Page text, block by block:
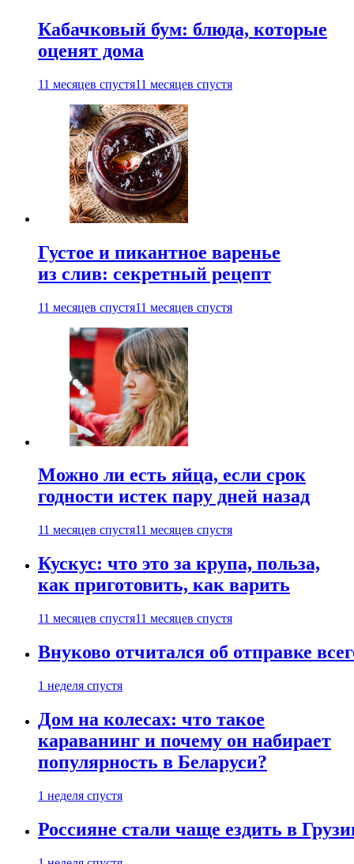
Кабачковый бум: блюда, которые
оценят дома
11 месяцев спустя11 месяцев спустя
Густое и пикантное варенье
из слив: секретный рецепт
11 месяцев спустя11 месяцев спустя
Можно ли есть яйца, если срок
годности истек пару дней назад
11 месяцев спустя11 месяцев спустя
Кускус: что это за крупа, польза,
как приготовить, как варить
11 месяцев спустя11 месяцев спустя
Внуково отчитался об отправке
1 неделя спустя
Дом на колесах: что такое
караванинг и почему он набирает
популярность в Беларуси?
1 неделя спустя
Россияне стали чаще ездить в